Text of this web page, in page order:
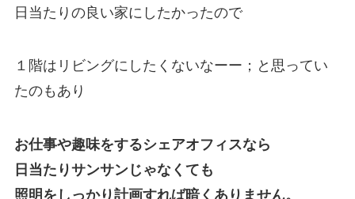
日当たりの良い家にしたかったので
１階はリビングにしたくないなーー；と思ってい
たのもあり
お仕事や趣味をするシェアオフィスなら
日当たりサンサンじゃなくても
照明をしっかり計画すれば暗くありません。